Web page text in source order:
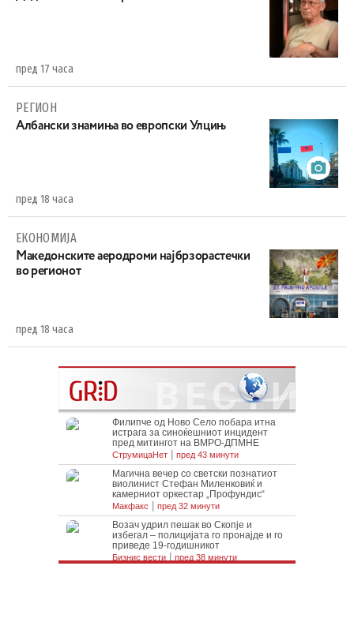
пред 17 часа
РЕГИОН
Aлбански знамиња во европски Улцињ
пред 18 часа
ЕКОНОМИЈА
Maкедонските аеродроми најбрзорастечки
во регионот
пред 18 часа